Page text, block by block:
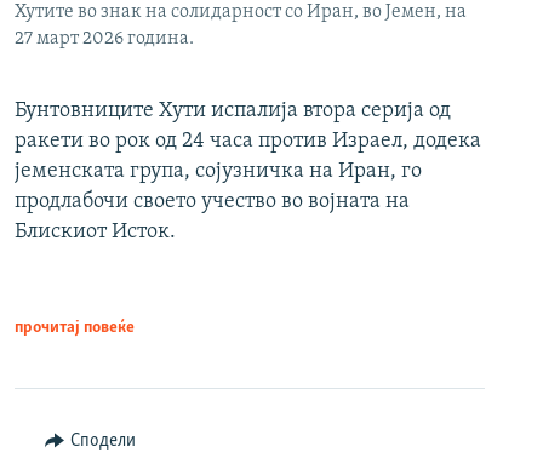
Хутите во знак на солидарност со Иран, во Јемен, на
27 март 2026 година.
Бунтовниците Хути испалија втора серија од
ракети во рок од 24 часа против Израел, додека
јеменската група, сојузничка на Иран, го
продлабочи своето учество во војната на
Блискиот Исток.
прочитај повеќе
Сподели